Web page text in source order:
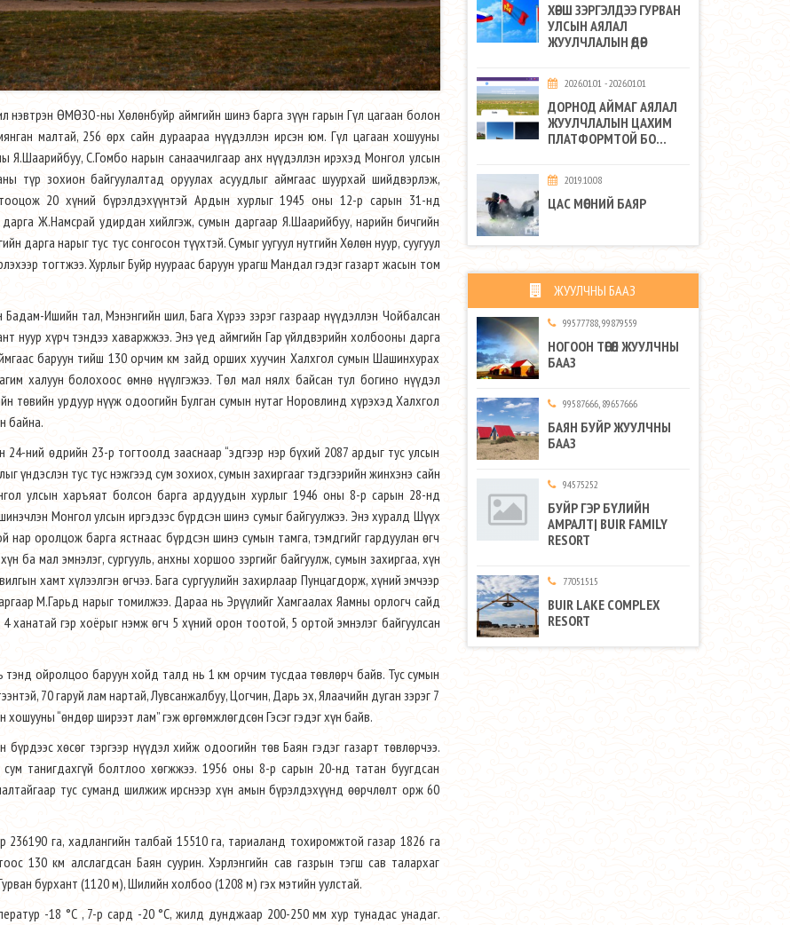
нэвтрэн ӨМӨЗО-ны Хөлөнбуйр аймгийн шинэ барга зүүн гарын Гүл цагаан болон
малтай, 256 өрх сайн дураараа нүүдэллэн ирсэн юм. Гүл цагаан хошууны
Я.Шаарийбуу, С.Гомбо нарын санаачилгаар анх нүүдэллэн ирэхэд Монгол улсын
түр зохион байгуулалтад оруулах асуудлыг аймгаас шуурхай шийдвэрлэж,
20 хүний бүрэлдэхүүнтэй Ардын хурлыг 1945 оны 12-р сарын 31-нд
Ж.Намсрай удирдан хийлгэж, сумын даргаар Я.Шаарийбуу, нарийн бичгийн
дарга нарыг тус тус сонгосон түүхтэй. Сумыг уугуул нутгийн Хөлөн нуур, суугуул
тогтжээ. Хурлыг Буйр нуураас баруун урагш Мандал гэдэг газарт жасын том
Ишийн тал, Мэнэнгийн шил, Бага Хүрээ зэрэг газраар нүүдэллэн Чойбалсан
нуур хүрч тэндээ хаваржжээ. Энэ үед аймгийн Гар үйлдвэрийн холбооны дарга
баруун тийш 130 орчим км зайд орших хуучин Халхгол сумын Шашинхурах
халуун болохоос өмнө нүүлгэжээ. Төл мал нялх байсан тул богино нүүдэл
төвийн урдуур нүүж одоогийн Булган сумын нутаг Норовлинд хүрэхэд Халхгол
байна.
ний өдрийн 23-р тогтоолд зааснаар “эдгээр нэр бүхий 2087 ардыг тус улсын
үндэслэн тус тус нэжгээд сум зохиох, сумын захиргааг тэдгээрийн жинхэнэ сайн
улсын харъяат болсон барга ардуудын хурлыг 1946 оны 8-р сарын 28-нд
Монгол улсын иргэдээс бүрдсэн шинэ сумыг байгуулжээ. Энэ хуралд Шүүх
оролцож барга ястнаас бүрдсэн шинэ сумын тамга, тэмдгийг гардуулан өгч
ба мал эмнэлэг, сургууль, анхны хоршоо зэргийг байгуулж, сумын захиргаа, хүн
хамт хүлээлгэн өгчээ. Бага сургуулийн захирлаар Пунцагдорж, хүний эмчээр
М.Гарьд нарыг томилжээ. Дараа нь Эрүүлийг Хамгаалах Яамны орлогч сайд
ханатай гэр хоёрыг нэмж өгч 5 хүний орон тоотой, 5 ортой эмнэлэг байгуулсан
ойролцоо баруун хойд талд нь 1 км орчим тусдаа төвлөрч байв. Тус сумын
70 гаруй лам нартай, Лувсанжалбуу, Цогчин, Дарь эх, Ялаачийн дуган зэрэг 7
“өндөр ширээт лам” гэж өргөмжлөгдсөн Гэсэг гэдэг хүн байв.
хөсөг тэргээр нүүдэл хийж одоогийн төв Баян гэдэг газарт төвлөрчээ.
танигдахгүй болтлоо хөгжжээ. 1956 оны 8-р сарын 20-нд татан буугдсан
тус суманд шилжиж ирснээр хүн амын бүрэлдэхүүнд өөрчлөлт орж 60
236190 га, хадлангийн талбай 15510 га, тариаланд тохиромжтой газар 1826 га
130 км алслагдсан Баян суурин. Хэрлэнгийн сав газрын тэгш сав талархаг
бурхант (1120 м), Шилийн холбоо (1208 м) гэх мэтийн уулстай.
-18 °С , 7-р сард -20 °С, жилд дунджаар 200-250 мм хур тунадас унадаг.
ХӨРШ ЗЭРГЭЛДЭЭ ГУРВАН
УЛСЫН АЯЛАЛ
ЖУУЛЧЛАЛЫН ӨДӨР
2026.01.01 - 2026.01.01
ДОРНОД АЙМАГ АЯЛАЛ
ЖУУЛЧЛАЛЫН ЦАХИМ
ПЛАТФОРМТОЙ БО...
2019.10.08
ЦАС МӨСНИЙ БАЯР
ЖУУЛЧНЫ БААЗ
99577788, 99879559
НОГООН ТӨГӨЛ ЖУУЛЧНЫ
БААЗ
99587666, 89657666
БАЯН БУЙР ЖУУЛЧНЫ
БААЗ
94575252
БУЙР ГЭР БҮЛИЙН
АМРАЛТ| BUIR FAMILY
RESORT
77051515
BUIR LAKE COMPLEX
RESORT